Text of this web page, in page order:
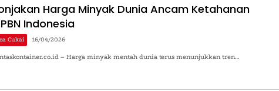
Harga Minyak Dunia Ancam Ketahanan
Indonesia
Cukai 16/04/2026
– Harga minyak mentah dunia terus menunjukkan tren…